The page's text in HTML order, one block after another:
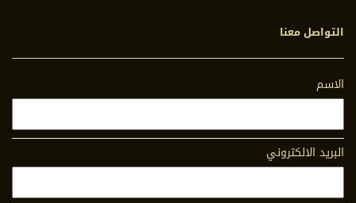
التواصل معنا
الاسم
البريد الالكتروني